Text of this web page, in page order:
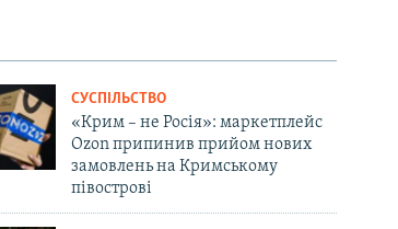
СУСПІЛЬСТВО
«Крим – не Росія»: маркетплейс
Ozon припинив прийом нових
замовлень на Кримському
півострові